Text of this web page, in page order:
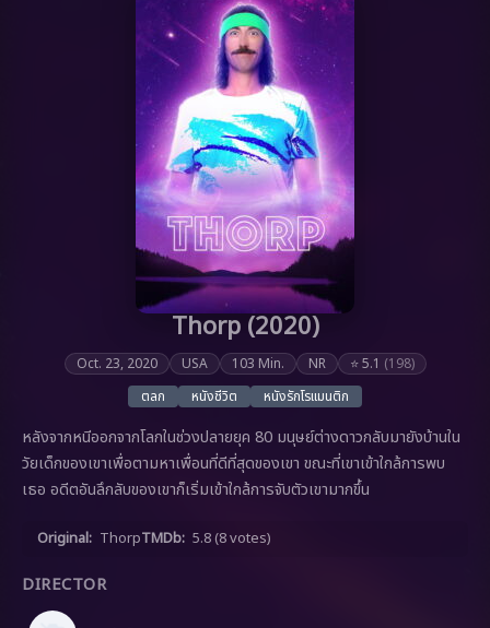
Thorp (2020)
Oct. 23, 2020 USA 103 Min. NR ⭐ 5.1 (198)
ตลก
หนังชีวิต หนังรักโรแมนติก
หลังจากหนีออกจากโลกในช่วงปลายยุค 80 มนุษย์ต่างดาวกลับมายังบ้านใน
วัยเด็กของเขาเพื่อตามหาเพื่อนที่ดีที่สุดของเขา ขณะที่เขาเข้าใกล้การพบ
เธอ อดีตอันลึกลับของเขาก็เริ่มเข้าใกล้การจับตัวเขามากขึ้น
Original: ThorpTMDb: 5.8 (8 votes)
DIRECTOR